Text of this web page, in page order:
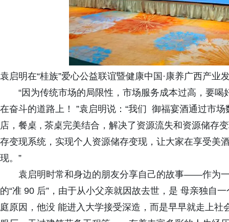
袁启明在“桂族”爱心公益联谊暨健康中国·康养广西产业
“因为传统市场的局限性，市场服务成本过高，要喝
在奋斗的道路上！ ”袁启明说：“我们 御福宴酒通过市
店，餐桌 , 茶桌完美结合，解决了资源流失和资源储存
存变现系统，实现个人资源储存变现，让大家在享受美
现。”
袁启明时常和身边的朋友分享自己的故事——作为一
的“准 90 后”，由于从小父亲就因故去世，是 母亲独自
庭原因，他没 能进入大学接受深造，而是早早就走上